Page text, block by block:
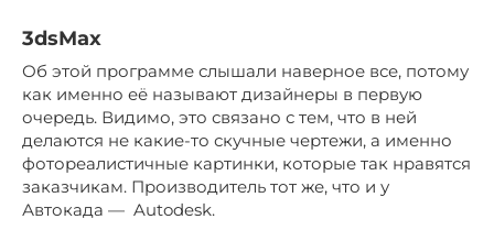
3dsMax
Об этой программе слышали наверное все, потому
как именно её называют дизайнеры в первую
очередь. Видимо, это связано с тем, что в ней
делаются не какие-то скучные чертежи, а именно
фотореалистичные картинки, которые так нравятся
заказчикам. Производитель тот же, что и у
Автокада — Autodesk.